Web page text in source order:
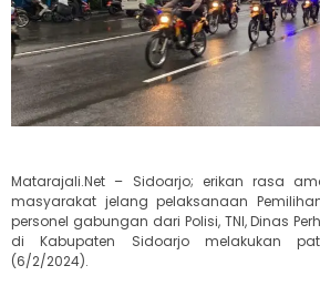
Matarajali.Net – Sidoarjo; erikan rasa
masyarakat jelang pelaksanaan
personel gabungan dari Polisi, TNI, Dinas
di Kabupaten Sidoarjo melakukan
(6/2/2024).